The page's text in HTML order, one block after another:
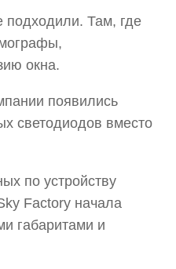
подходили. Там, где
окна.
появились
светодиодов вместо
по устройству
Factory начала
габаритами и